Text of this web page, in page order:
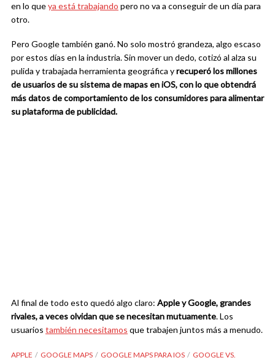
en lo queya está trabajando pero no va a conseguir de un día para
otro.
Pero Google también ganó. No solo mostró grandeza, algo escaso
por estos días en la industria. Sin mover un dedo, cotizó al alza su
pulida y trabajada herramienta geográfica yrecuperó los millones
de usuarios de su sistema de mapas en iOS, con lo que obtendrá
más datos de comportamiento de los consumidores para alimentar
su plataforma de publicidad.
Al final de todo esto quedó algo claro: Apple y Google, grandes
rivales, a veces olvidan que se necesitan mutuamente. Los
usuarios también necesitamos que trabajen juntos más a menudo.
APPLE GOOGLE MAPS GOOGLE MAPS PARA IOS
GOOGLE VS.